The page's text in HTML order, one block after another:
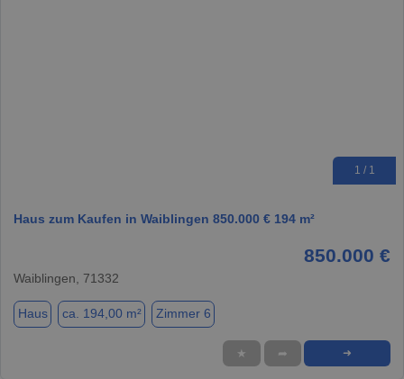
1 / 1
Haus zum Kaufen in Waiblingen 850.000 € 194 m²
850.000 €
Waiblingen, 71332
Haus ca. 194,00 m² Zimmer 6
★ ➦ ➜